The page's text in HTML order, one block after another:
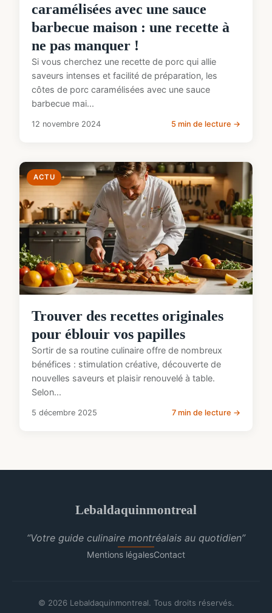
caramélisées avec une sauce
barbecue maison : une recette à
ne pas manquer !
Si vous cherchez une recette de porc qui allie
saveurs intenses et facilité de préparation, les
côtes de porc caramélisées avec une sauce
barbecue mai...
12 novembre 2024 5 min de lecture →
ACTU
Trouver des recettes originales
pour éblouir vos papilles
Sortir de sa routine culinaire offre de nombreux
bénéfices : stimulation créative, découverte de
nouvelles saveurs et plaisir renouvelé à table.
Selon...
5 décembre 2025 7 min de lecture →
Lebaldaquinmontreal
“Votre guide culinaire montréalais au quotidien”
Mentions légalesContact
© 2026 Lebaldaquinmontreal. Tous droits réservés.